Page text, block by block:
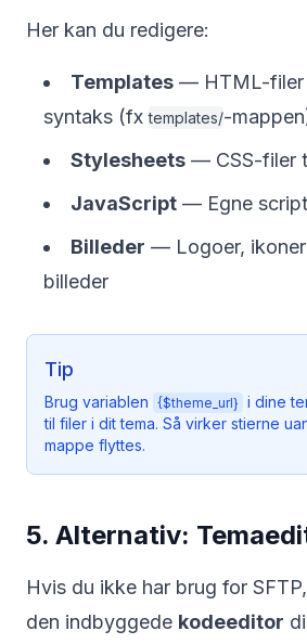
Her kan du redigere:
Templates — HTML-filer
syntaks (fxtemplates/-
Stylesheets — CSS-filer
JavaScript — Egne
Billeder — Logoer,
billeder
Tip
Brug variablen {$theme_url} i dine
til filer i dit tema. Så virker stierne
mappe flyttes.
5. Alternativ:
Hvis du ikke har brug for
den indbyggede kodeeditor